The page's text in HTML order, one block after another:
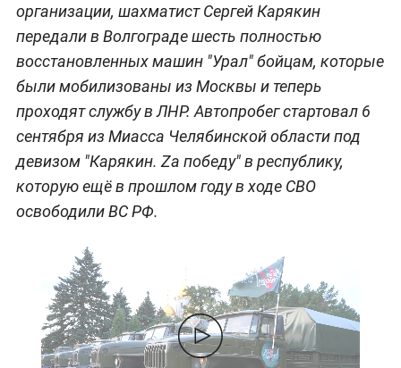
организации, шахматист Сергей Карякин
передали в Волгограде шесть полностью
восстановленных машин "Урал" бойцам, которые
были мобилизованы из Москвы и теперь
проходят службу в ЛНР. Автопробег стартовал 6
сентября из Миасса Челябинской области под
девизом "Карякин. Za победу" в республику,
которую ещё в прошлом году в ходе СВО
освободили ВС РФ.